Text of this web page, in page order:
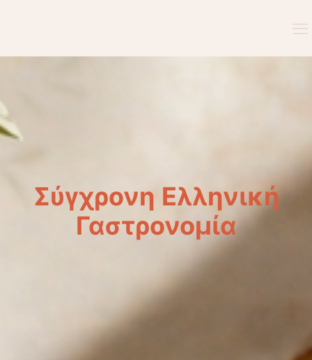
Σύγχρονη Ελληνική
Γαστρονομία